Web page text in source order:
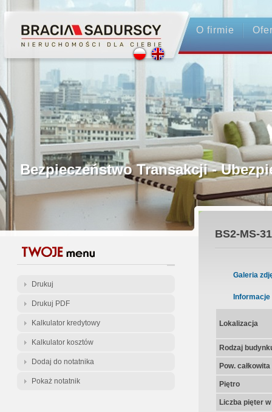
O firmie
Profesjonalne Pośrednictwo
Bezpieczeństwo Transakcji -
Licencjonowani Pośrednicy
Gwarancja Zwrotu Zadatku
Gratis - Przedwstępna Umowa
Drukuj
Drukuj PDF
Kalkulator kredytowy
Kalkulator kosztów
Dodaj do notatnika
Pokaż notatnik
BS2-MS-
Galeria
Informacje
Lokalizacja
Rodzaj
Pow.
Piętro
Liczba pięter